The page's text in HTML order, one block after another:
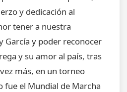
y dedicación al
tener a nuestra
García y poder reconocer
y su amor al país, tras
más, en un torneo
fue el Mundial de Marcha